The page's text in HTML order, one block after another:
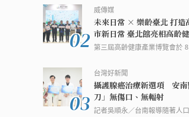
齡健康產業博覽會」。觀察到
家庭備餐焦慮漸增，桂冠延續「
飯」品牌倡議精神，以「關鍵營
TO LIVE WELL」為主題，在展
位帶來系列健力餐商品。 (資料
[商業策略] 如何用 10% 的時間
的業績？聚焦經營目標客戶三
年數據驅動韌性報告 能源價格
臨的最大威脅
02
威傳媒
未來日常 × 樂齡臺北 打造
市新日常 臺北館亮相高齡
覽會
第三屆高齡健康產業博覽會於
常 樂齡臺北」為主題，於 D 區
置「臺北館」，除展示市府推動
市的成果外，更集結 10 家臺
業，涵蓋智慧健康、友善照護、
大領域，帶來 AI 智慧健康應用
03
台灣好新聞
攝護腺癌治療新選項 安南
刀」無傷口、無輻射
記者吳順永／台南報導隨著人